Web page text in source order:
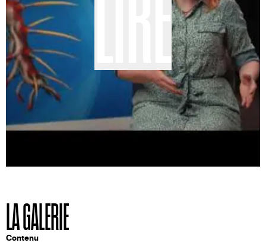
LA GALERIE
Contenu